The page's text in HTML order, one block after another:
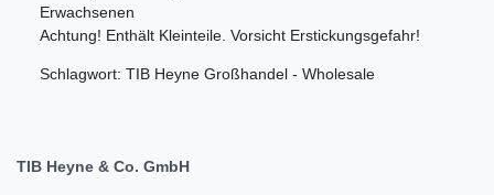
Erwachsenen
Achtung! Enthält Kleinteile. Vorsicht Erstickungsgefahr!
Schlagwort: TIB Heyne Großhandel - Wholesale
TIB Heyne & Co. GmbH